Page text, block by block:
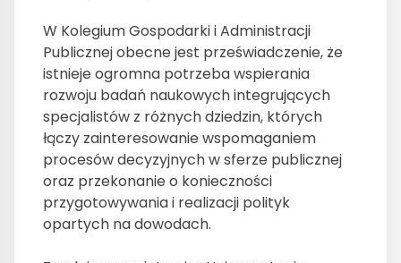
W Kolegium Gospodarki i Administracji
Publicznej obecne jest przeświadczenie, że
istnieje ogromna potrzeba wspierania
rozwoju badań naukowych integrujących
specjalistów z różnych dziedzin, których
łączy zainteresowanie wspomaganiem
procesów decyzyjnych w sferze publicznej
oraz przekonanie o konieczności
przygotowywania i realizacji polityk
opartych na dowodach.